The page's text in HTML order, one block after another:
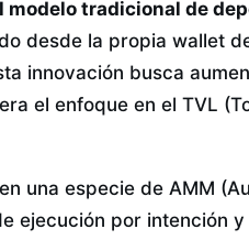
tradicional de
desde la propia wallet
innovación busca
el enfoque en el TVL
una especie de AMM
ejecución por intención